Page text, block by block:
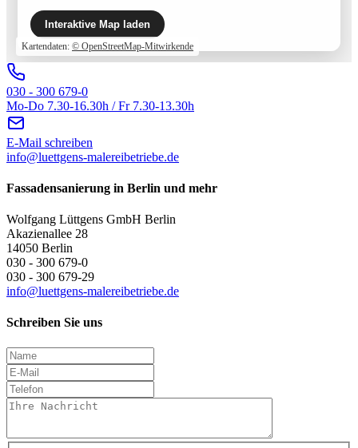
Interaktive Map laden
Kartendaten: © OpenStreetMap-Mitwirkende
030 - 300 679-0
Mo-Do 7.30-16.30h / Fr 7.30-13.30h
E-Mail schreiben
info@luettgens-malereibetriebe.de
Fassadensanierung in Berlin und mehr
Wolfgang Lüttgens GmbH Berlin
Akazienallee 28
14050 Berlin
030 - 300 679-0
030 - 300 679-29
info@luettgens-malereibetriebe.de
Schreiben Sie uns